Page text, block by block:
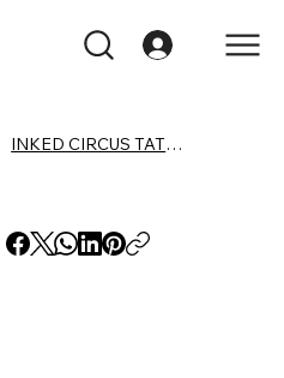
INKED CIRCUS TATTOO EXPO AURORA 2024